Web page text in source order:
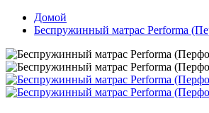
Домой
Беспружинный матрас Performa